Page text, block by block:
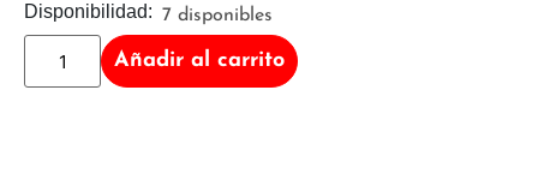
Añadir al carrito
Disponibilidad: 7 disponibles